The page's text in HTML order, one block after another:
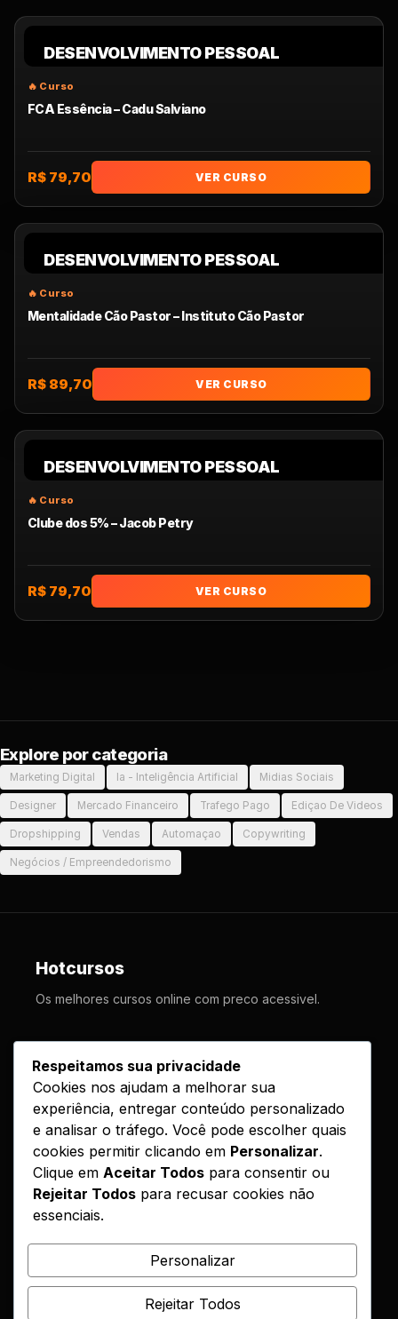
DESENVOLVIMENTO PESSOAL
FCA Essência – Cadu Salviano
R$ 79,70 VER CURSO
DESENVOLVIMENTO PESSOAL
Mentalidade Cão Pastor – Instituto Cão Pastor
R$ 89,70 VER CURSO
DESENVOLVIMENTO PESSOAL
Clube dos 5% – Jacob Petry
R$ 79,70 VER CURSO
Explore por categoria
Marketing Digital Ia - Inteligência Artificial Midias Sociais
Designer Mercado Financeiro Trafego Pago Ediçao De Videos
Dropshipping Vendas Automaçao Copywriting
Negócios / Empreendedorismo
Hotcursos
Os melhores cursos online com preco acessivel.
Cursos
Como Funciona
Contato
Politica de Entrega
LEGAL
DMCA
Encontrou seu curso?
Respeitamos sua privacidade
Cookies nos ajudam a melhorar sua
experiência, entregar conteúdo personalizado
e analisar o tráfego. Você pode escolher quais
cookies permitir clicando em Personalizar.
Clique em Aceitar Todos para consentir ou
Rejeitar Todos para recusar cookies não
essenciais.
Personalizar
Rejeitar Todos